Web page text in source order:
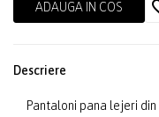
ADAUGA IN COS
Descriere
Pantaloni pana lejeri